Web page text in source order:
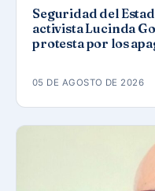
Seguridad del
activista Lucinda
protesta por los
05 DE AGOSTO DE 2026